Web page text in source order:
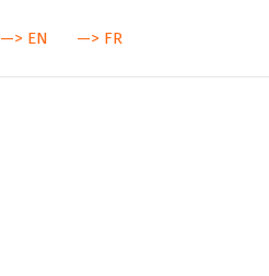
—> EN —> FR